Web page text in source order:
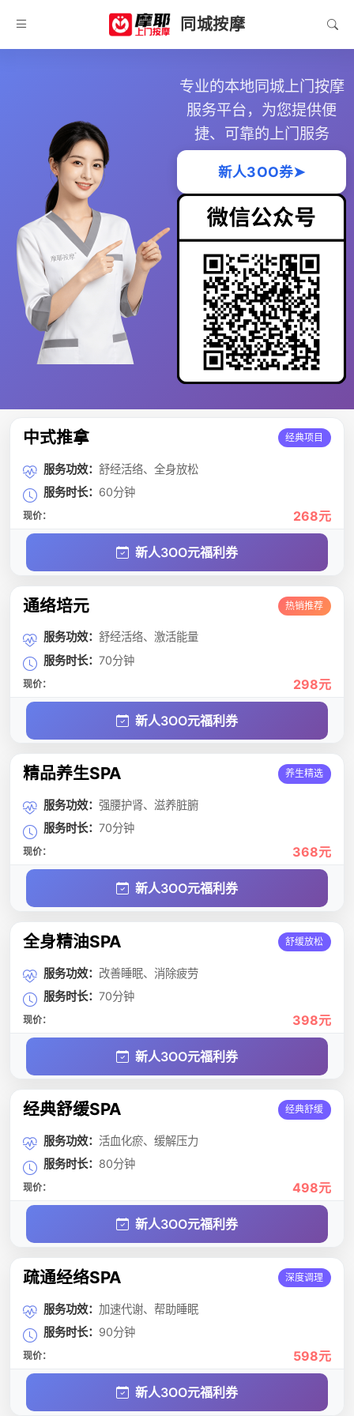
同城按摩
专业的本地同城上门按摩
服务平台，为您提供便
捷、可靠的上门服务
新人3OO券➤
中式推拿 经典项目
服务功效： 舒经活络、全身放松
服务时长： 60分钟
现价： 268元
新人3OO元福利券
通络培元 热销推荐
服务功效： 舒经活络、激活能量
服务时长： 70分钟
现价： 298元
新人3OO元福利券
精品养生SPA 养生精选
服务功效： 强腰护肾、滋养脏腑
服务时长： 70分钟
现价： 368元
新人3OO元福利券
全身精油SPA 舒缓放松
服务功效： 改善睡眠、消除疲劳
服务时长： 70分钟
现价： 398元
新人3OO元福利券
经典舒缓SPA 经典舒缓
服务功效： 活血化瘀、缓解压力
服务时长： 80分钟
现价： 498元
新人3OO元福利券
疏通经络SPA 深度调理
服务功效： 加速代谢、帮助睡眠
服务时长： 90分钟
现价： 598元
新人3OO元福利券